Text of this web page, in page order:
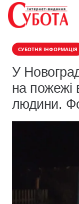
СУБОТНЯ ІНФОРМАЦІЯ
У
на пожежі
людини.